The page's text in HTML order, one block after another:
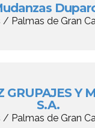
Palmas de Gran
GRUPAJES Y
S.A.
Palmas de Gran